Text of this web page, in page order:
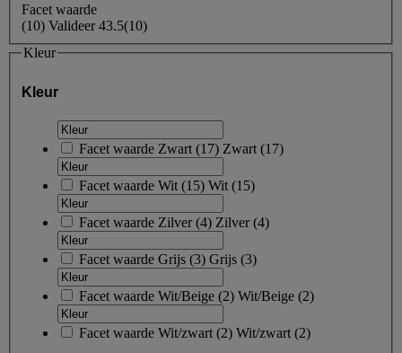
Facet waarde
(10) Valideer43.5(10)
Kleur
Kleur
Facet waarde Zwart (17) Zwart (17)
Facet waarde Wit (15) Wit (15)
Facet waarde Zilver(4) Zilver(4)
Facet waarde Grijs (3) Grijs (3)
Facet waarde Wit/Beige (2) Wit/Beige (2)
Facet waarde Wit/zwart (2) Wit/zwart (2)